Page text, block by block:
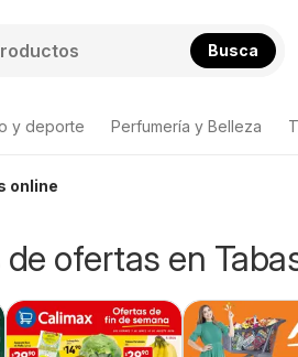
Busca
y deporte Perfumería y Belleza
online
ofertas en